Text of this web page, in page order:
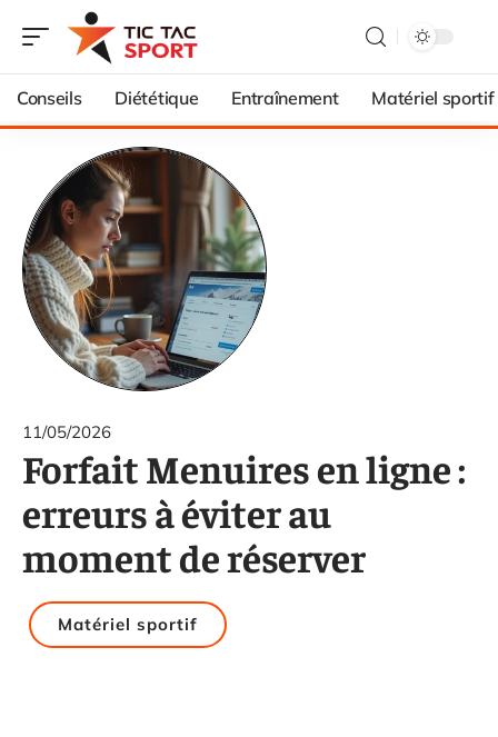
Conseils Diététique Entraînement Matériel sportif
11/05/2026
Forfait Menuires en ligne :
erreurs à éviter au
moment de réserver
Matériel sportif